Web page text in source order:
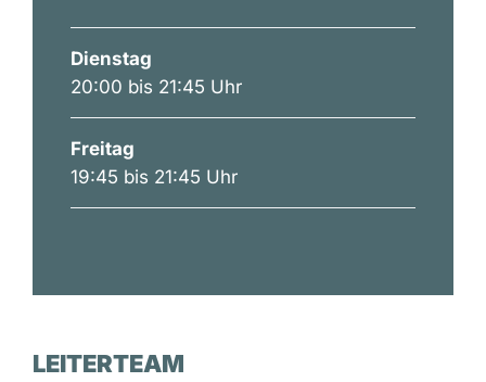
Dienstag
20:00 bis 21:45 Uhr
Freitag
19:45 bis 21:45 Uhr
LEITERTEAM